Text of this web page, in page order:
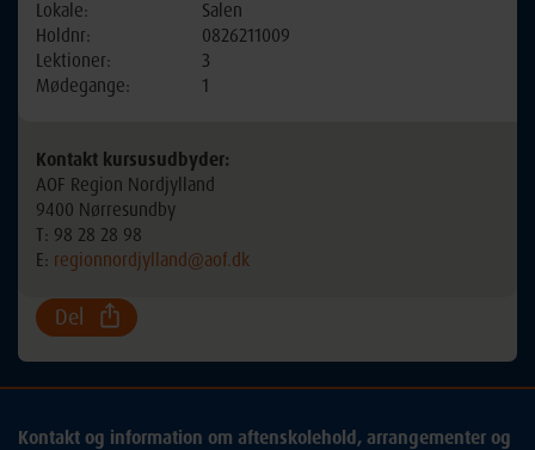
Lokale:
Salen
Holdnr:
0826211009
Lektioner:
3
Mødegange:
1
Kontakt kursusudbyder:
AOF Region Nordjylland
9400 Nørresundby
T: 98 28 28 98
E: regionnordjylland@aof.dk
Del
Kontakt og information om aftenskolehold, arrangementer og